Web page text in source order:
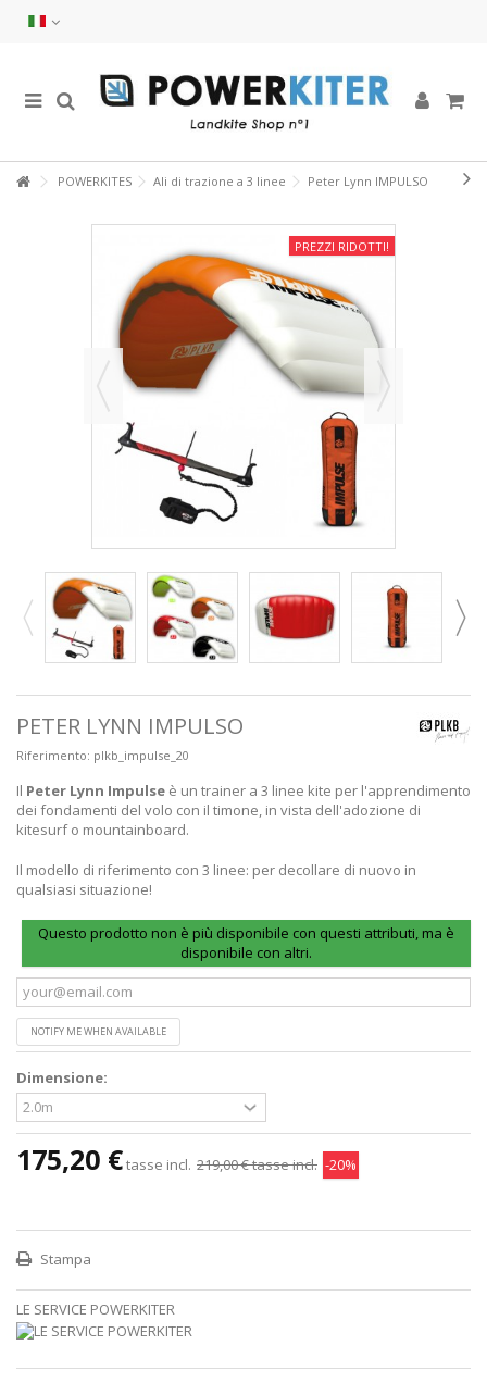
POWERKITES Ali di trazione a 3 linee Peter Lynn IMPULSO
PREZZI RIDOTTI!
PETER LYNN IMPULSO
Riferimento: plkb_impulse_20
Il Peter Lynn Impulse è un trainer a 3 linee kite per l'apprendimento
dei fondamenti del volo con il timone, in vista dell'adozione di
kitesurf o mountainboard.
Il modello di riferimento con 3 linee: per decollare di nuovo in
qualsiasi situazione!
Questo prodotto non è più disponibile con questi attributi, ma è
disponibile con altri.
NOTIFY ME WHEN AVAILABLE
Dimensione:
175,20 €tasse incl. 219,00 €tasse incl. -20%
Stampa
LE SERVICE POWERKITER